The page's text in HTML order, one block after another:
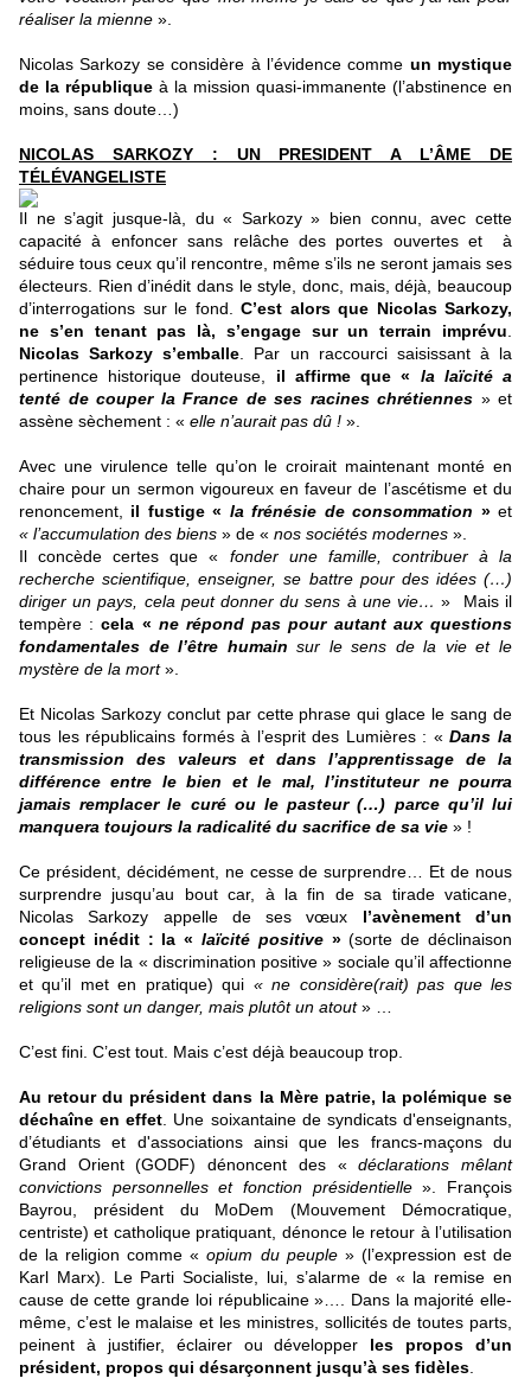
réaliser la mienne ».
Nicolas Sarkozy se considère à l’évidence comme un mystique
de la république à la mission quasi-immanente (l’abstinence en
moins, sans doute…)
NICOLAS SARKOZY : UN PRESIDENT A L’ÂME DE
TÉLÉVANGELISTE
Il ne s’agit jusque-là, du « Sarkozy » bien connu, avec cette
capacité à enfoncer sans relâche des portes ouvertes et
à
séduire tous ceux qu’il rencontre, même s’ils ne seront jamais ses
électeurs. Rien d’inédit dans le style, donc, mais, déjà, beaucoup
d’interrogations sur le fond. C’est alors que Nicolas Sarkozy,
ne s’en tenant pas là, s’engage sur un terrain imprévu
Nicolas Sarkozy s’emballe . Par un raccourci saisissant à la
pertinence historique douteuse, il affirme que « la laïcité a
tenté de couper la France de ses racines chrétiennes » et
assène sèchement : « elle n’aurait pas dû ! ».
Avec une virulence telle qu’on le croirait maintenant monté en
chaire pour un sermon vigoureux en faveur de l’ascétisme et du
renoncement, il fustige « la frénésie de consommation »et
« l’accumulation des biens » de « nos sociétés modernes ».
Il concède certes que « fonder une famille, contribuer à la
recherche scientifique, enseigner, se battre pour des idées (…)
diriger un pays, cela peut donner du sens à une vie… »
Mais il
tempère :cela « ne répond pas pour autant aux questions
fondamentales de l’être humain sur le sens de la vie et le
mystère de la mort».
Et Nicolas Sarkozy conclut par cette phrase qui glace le sang de
tous les républicains formés à l’esprit des Lumières : «Dans la
transmission des valeurs et dans l’apprentissage de la
différence entre le bien et le mal, l’instituteur ne pourra
jamais remplacer le curé ou le pasteur (…) parce qu’il lui
manquera toujours la radicalité du sacrifice de sa vie » !
Ce président, décidément, ne cesse de surprendre… Et de nous
surprendre jusqu’au bout car, à la fin de sa tirade vaticane,
Nicolas Sarkozy appelle de ses vœux l’avènement d’un
concept inédit : la « laïcité positive»(sorte de déclinaison
religieuse de la « discrimination positive » sociale qu’il affectionne
et qu’il met en pratique) qui « ne considère(rait) pas que les
religions sont un danger, mais plutôt un atout» …
C’est fini. C’est tout. Mais c’est déjà beaucoup trop.
Au retour du président dans la Mère patrie, la polémique se
déchaîne en effet . Une soixantaine de syndicats d'enseignants,
d’étudiants et d'associations ainsi que les francs-maçons du
Grand Orient (GODF) dénoncent des «déclarations mêlant
convictions personnelles et fonction présidentielle». François
Bayrou, président du MoDem (Mouvement Démocratique,
centriste) et catholique pratiquant, dénonce le retour à l’utilisation
de la religion comme «opium du peuple» (l’expression est de
Karl Marx). Le Parti Socialiste, lui, s’alarme de « la remise en
cause de cette grande loi républicaine »…. Dans la majorité elle-
même, c’est le malaise et les ministres, sollicités de toutes parts,
peinent à justifier, éclairer ou développer les propos d’un
président, propos qui désarçonnent jusqu’à ses fidèles